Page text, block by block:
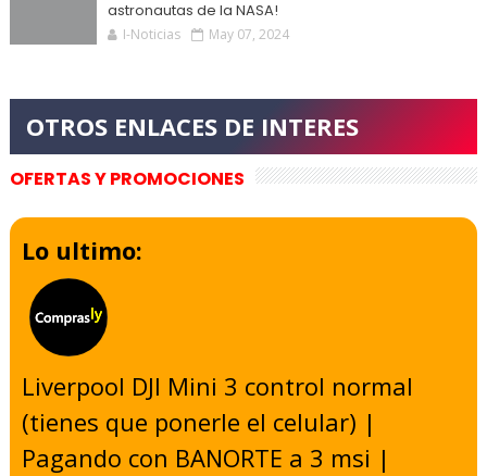
astronautas de la NASA!
I-Noticias May 07, 2024
OFERTAS Y PROMOCIONES
Lo ultimo:
Liverpool DJI Mini 3 control normal
(tienes que ponerle el celular) |
Pagando con BANORTE a 3 msi |